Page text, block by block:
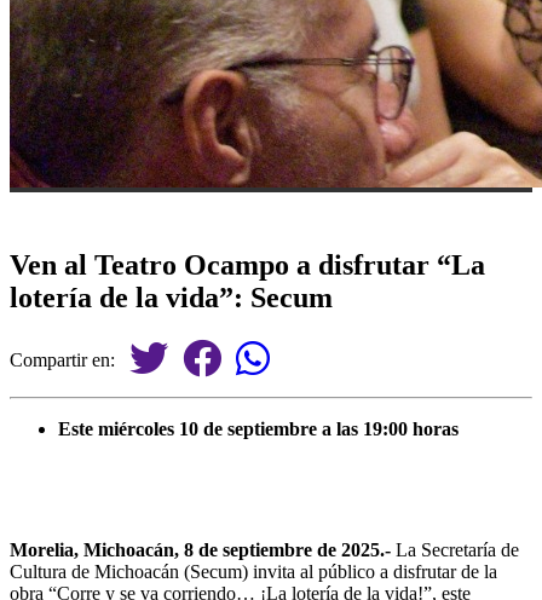
Ven al Teatro Ocampo a disfrutar “La
lotería de la vida”: Secum
Compartir en:
Este miércoles 10 de septiembre a las 19:00 horas
Morelia, Michoacán, 8 de septiembre de 2025.- La Secretaría de
Cultura de Michoacán (Secum) invita al público a disfrutar de la
obra “Corre y se va corriendo… ¡La lotería de la vida!”, este